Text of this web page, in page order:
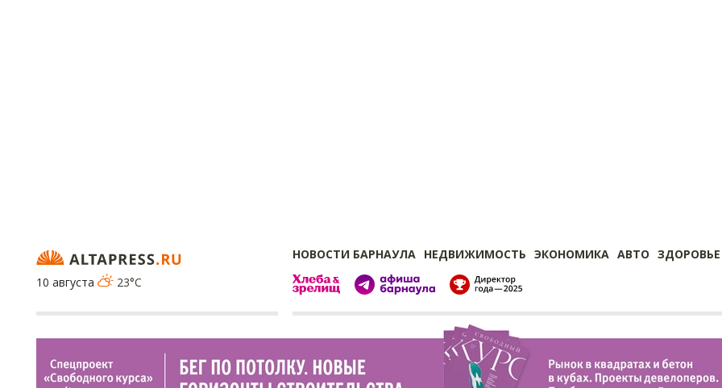
НОВОСТИ БАРНАУЛА НЕДВИЖИМОСТЬ ЭКОНОМИКА АВТО ЗДОРОВЬЕ
10 августа
23°C